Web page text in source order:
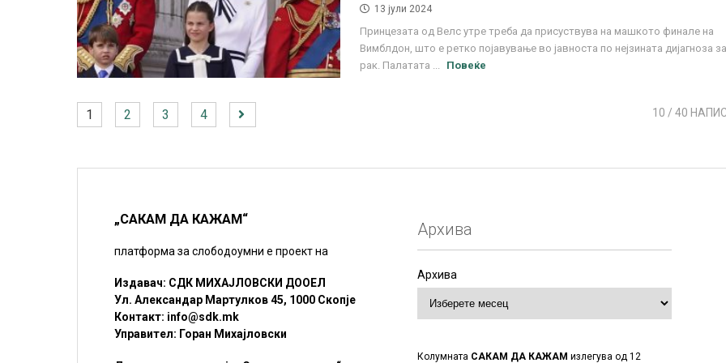
13 јули 2024
Принцезата од Велс утре треба да присуствува на машкото финале на
Вимблдон, што е ретко појавување во јавноста по нејзината дијагноза
рак. Палатата ...
Повеќе
1 2 3 4 10 / 40
„САКАМ ДА КАЖАМ“
платформа за слободоумни е проект на
Издавач: СДК МИХАЈЛОВСКИ ДООЕЛ
Ул. Александар Мартулков 45, 1000 Скопје
Контакт: info@sdk.mk
Управител: Горан Михајловски
Архива
Архива
Колумната САКАМ ДА КАЖАМ излегува од 12